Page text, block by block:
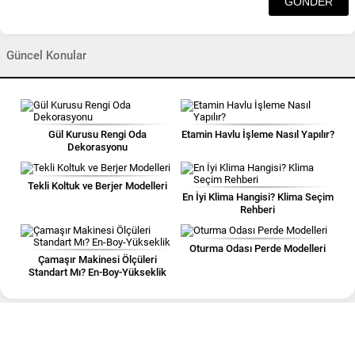
Güncel Konular
Gül Kurusu Rengi Oda
Dekorasyonu
Etamin Havlu İşleme Nasıl Yapılır?
Tekli Koltuk ve Berjer Modelleri
En İyi Klima Hangisi? Klima Seçim
Rehberi
Çamaşır Makinesi Ölçüleri
Standart Mı? En-Boy-Yükseklik
Oturma Odası Perde Modelleri